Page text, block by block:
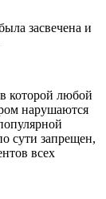
засвечена и
которой любой
нарушаются
сути запрещен,
всех